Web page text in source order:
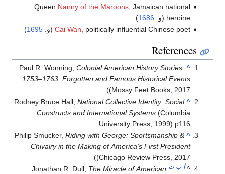
Queen Nanny of the Maroons , Jamaican national
heroine (و.
1686
)
Cai Wan , politically influential Chinese poet (و. 1695
)
References
^
Paul R. Wonning,Colonial American History Stories,
1753–1763: Forgotten and Famous Historical Events
(Mossy Feet Books, 2017)
^
Rodney Bruce Hall,National Collective Identity: Social
Constructs and International Systems (Columbia
University Press, 1999) p116
^
Philip Smucker,Riding with George: Sportsmanship &
Chivalry in the Making of America's First President
(Chicago Review Press, 2017)
^أ ب ت Jonathan R. Dull, The Miracle of American